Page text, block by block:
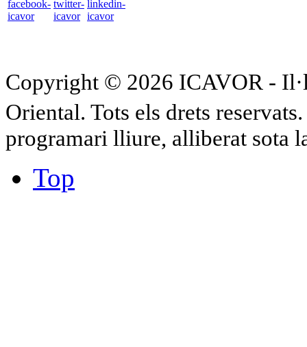
Copyright © 2026 ICAVOR -
Oriental. Tots els drets
programari lliure, alliberat sota
Top